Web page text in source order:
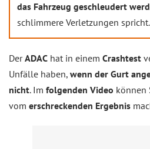
das Fahrzeug geschleudert
schlimmere Verletzungen spricht.
DerADAC hat in einem Crashtest
Unfälle haben, wenn der Gurt
nicht. Im folgenden Video können
vom erschreckenden Ergebnis